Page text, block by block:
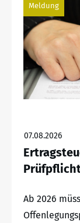
Meldung
07.08.2026
Ab 2026